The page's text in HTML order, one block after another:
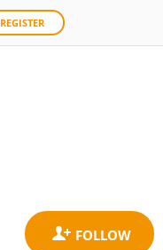
REGISTER